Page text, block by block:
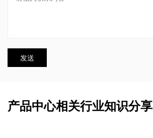
产品中心相关行业知识分享